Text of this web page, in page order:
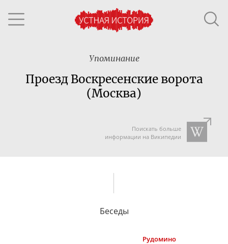
Упоминание
Проезд Воскресенские ворота
(Москва)
Поискать больше
информации на Википедии
Беседы
Рудомино